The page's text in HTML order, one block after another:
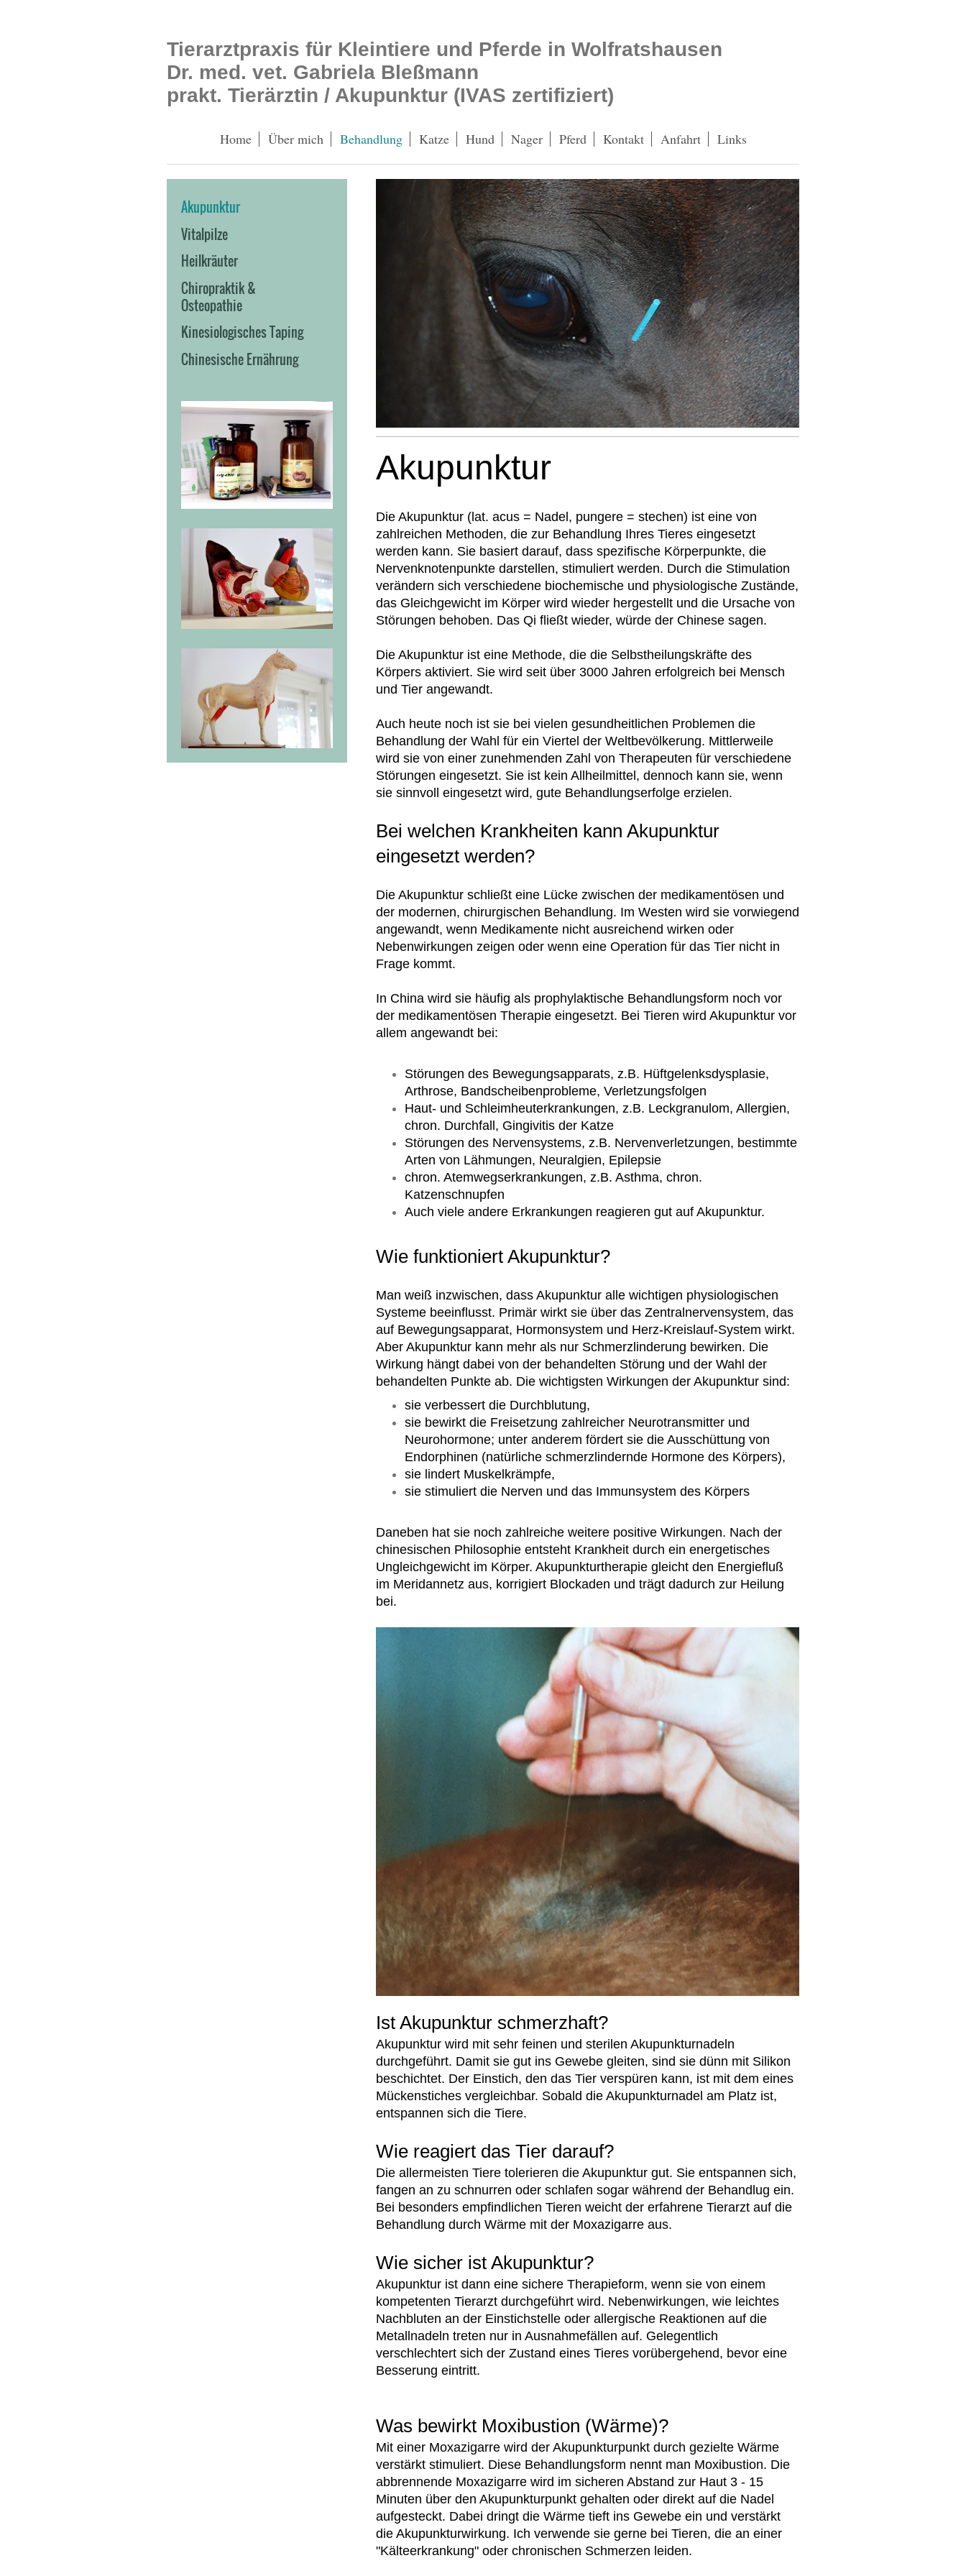
Tierarztpraxis für Kleintiere und Pferde in Wolfratshausen
Dr. med. vet. Gabriela Bleßmann
prakt. Tierärztin / Akupunktur (IVAS zertifiziert)
Home Über mich Behandlung Katze Hund Nager Pferd Kontakt Anfahrt Links
Akupunktur
Die Akupunktur (lat. acus = Nadel, pungere = stechen) ist eine von
zahlreichen Methoden, die zur Behandlung Ihres Tieres eingesetzt
werden kann. Sie basiert darauf, dass spezifische Körperpunkte, die
Nervenknotenpunkte darstellen, stimuliert werden. Durch die Stimulation
verändern sich verschiedene biochemische und physiologische Zustände,
das Gleichgewicht im Körper wird wieder hergestellt und die Ursache von
Störungen behoben. Das Qi fließt wieder, würde der Chinese sagen.
Die Akupunktur ist eine Methode, die die Selbstheilungskräfte des
Körpers aktiviert. Sie wird seit über 3000 Jahren erfolgreich bei Mensch
und Tier angewandt.
Auch heute noch ist sie bei vielen gesundheitlichen Problemen die
Behandlung der Wahl für ein Viertel der Weltbevölkerung. Mittlerweile
wird sie von einer zunehmenden Zahl von Therapeuten für verschiedene
Störungen eingesetzt. Sie ist kein Allheilmittel, dennoch kann sie, wenn
sie sinnvoll eingesetzt wird, gute Behandlungserfolge erzielen.
Bei welchen Krankheiten kann Akupunktur
eingesetzt werden?
Die Akupunktur schließt eine Lücke zwischen der medikamentösen und
der modernen, chirurgischen Behandlung. Im Westen wird sie vorwiegend
angewandt, wenn Medikamente nicht ausreichend wirken oder
Nebenwirkungen zeigen oder wenn eine Operation für das Tier nicht in
Frage kommt.
In China wird sie häufig als prophylaktische Behandlungsform noch vor
der medikamentösen Therapie eingesetzt. Bei Tieren wird Akupunktur vor
allem angewandt bei:
Störungen des Bewegungsapparats, z.B. Hüftgelenksdysplasie,
Arthrose, Bandscheibenprobleme, Verletzungsfolgen
Haut- und Schleimheuterkrankungen, z.B. Leckgranulom, Allergien,
chron. Durchfall, Gingivitis der Katze
Störungen des Nervensystems, z.B. Nervenverletzungen, bestimmte
Arten von Lähmungen, Neuralgien, Epilepsie
chron. Atemwegserkrankungen, z.B. Asthma, chron.
Katzenschnupfen
Auch viele andere Erkrankungen reagieren gut auf Akupunktur.
Wie funktioniert Akupunktur?
Man weiß inzwischen, dass Akupunktur alle wichtigen physiologischen
Systeme beeinflusst. Primär wirkt sie über das Zentralnervensystem, das
auf Bewegungsapparat, Hormonsystem und Herz-Kreislauf-System wirkt.
Aber Akupunktur kann mehr als nur Schmerzlinderung bewirken. Die
Wirkung hängt dabei von der behandelten Störung und der Wahl der
behandelten Punkte ab. Die wichtigsten Wirkungen der Akupunktur sind:
sie verbessert die Durchblutung,
sie bewirkt die Freisetzung zahlreicher Neurotransmitter und
Neurohormone; unter anderem fördert sie die Ausschüttung von
Endorphinen (natürliche schmerzlindernde Hormone des Körpers),
sie lindert Muskelkrämpfe,
sie stimuliert die Nerven und das Immunsystem des Körpers
Daneben hat sie noch zahlreiche weitere positive Wirkungen. Nach der
chinesischen Philosophie entsteht Krankheit durch ein energetisches
Ungleichgewicht im Körper. Akupunkturtherapie gleicht den Energiefluß
im Meridannetz aus, korrigiert Blockaden und trägt dadurch zur Heilung
bei.
Ist Akupunktur schmerzhaft?
Akupunktur wird mit sehr feinen und sterilen Akupunkturnadeln
durchgeführt. Damit sie gut ins Gewebe gleiten, sind sie dünn mit Silikon
beschichtet. Der Einstich, den das Tier verspüren kann, ist mit dem eines
Mückenstiches vergleichbar. Sobald die Akupunkturnadel am Platz ist,
entspannen sich die Tiere.
Wie reagiert das Tier darauf?
Die allermeisten Tiere tolerieren die Akupunktur gut. Sie entspannen sich,
fangen an zu schnurren oder schlafen sogar während der Behandlug ein.
Bei besonders empfindlichen Tieren weicht der erfahrene Tierarzt auf die
Behandlung durch Wärme mit der Moxazigarre aus.
Wie sicher ist Akupunktur?
Akupunktur ist dann eine sichere Therapieform, wenn sie von einem
kompetenten Tierarzt durchgeführt wird. Nebenwirkungen, wie leichtes
Nachbluten an der Einstichstelle oder allergische Reaktionen auf die
Metallnadeln treten nur in Ausnahmefällen auf. Gelegentlich
verschlechtert sich der Zustand eines Tieres vorübergehend, bevor eine
Besserung eintritt.
Was bewirkt Moxibustion (Wärme)?
Mit einer Moxazigarre wird der Akupunkturpunkt durch gezielte Wärme
verstärkt stimuliert. Diese Behandlungsform nennt man Moxibustion. Die
abbrennende Moxazigarre wird im sicheren Abstand zur Haut 3 - 15
Minuten über den Akupunkturpunkt gehalten oder direkt auf die Nadel
aufgesteckt. Dabei dringt die Wärme tieft ins Gewebe ein und verstärkt
die Akupunkturwirkung. Ich verwende sie gerne bei Tieren, die an einer
"Kälteerkrankung" oder chronischen Schmerzen leiden.
Akupunktur
Vitalpilze
Heilkräuter
Chiropraktik &
Osteopathie
Kinesiologisches Taping
Chinesische Ernährung